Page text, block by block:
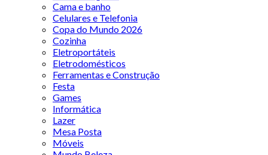
Cama e banho
Celulares e Telefonia
Copa do Mundo 2026
Cozinha
Eletroportáteis
Eletrodomésticos
Ferramentas e Construção
Festa
Games
Informática
Lazer
Mesa Posta
Móveis